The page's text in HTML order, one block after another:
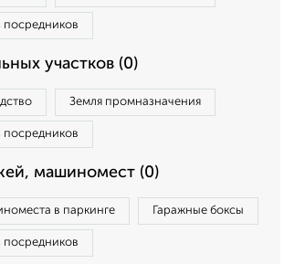
посредников
участков (0)
Земля промназначения
посредников
машиномест (0)
в паркинге Гаражные боксы
посредников